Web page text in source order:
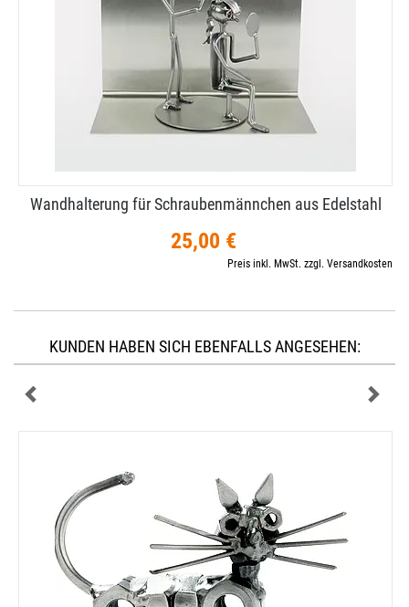
Wandhalterung für Schraubenmännchen aus Edelstahl
25,00 €
Preis inkl. MwSt. zzgl. Versandkosten
KUNDEN HABEN SICH EBENFALLS ANGESEHEN: